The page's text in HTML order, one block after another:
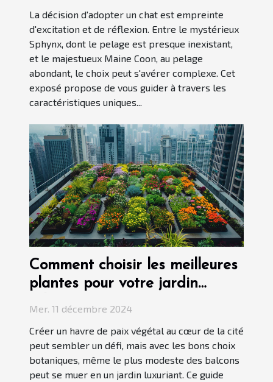
La décision d'adopter un chat est empreinte
d'excitation et de réflexion. Entre le mystérieux
Sphynx, dont le pelage est presque inexistant,
et le majestueux Maine Coon, au pelage
abondant, le choix peut s'avérer complexe. Cet
exposé propose de vous guider à travers les
caractéristiques uniques...
Comment choisir les meilleures
plantes pour votre jardin
urbain
Mer. 11 décembre 2024
Créer un havre de paix végétal au cœur de la cité
peut sembler un défi, mais avec les bons choix
botaniques, même le plus modeste des balcons
peut se muer en un jardin luxuriant. Ce guide